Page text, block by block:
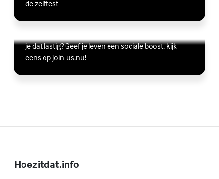
de zelftest
Vriendschap
je dat lastig? Geef je leven een sociale boost, kijk
eens op join-us.nu!
Lees meer over Vriendschap
(Externe link)
Hoezitdat.info